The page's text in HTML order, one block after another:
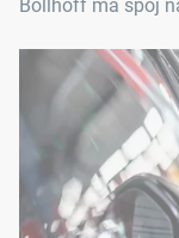
Böllhoff má spoj